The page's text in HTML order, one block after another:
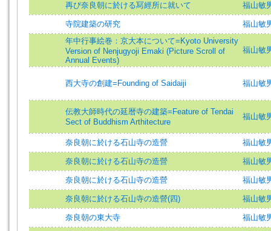
再び奈良朝に於ける冩經所に就いて 福山敏
寺院建築の研究
福山敏
年中行事絵巻：京大本について=Kyoto University
Version of Nenjugyoji Emaki (Picture Scroll of
Annual Events)
福山敏
西大寺の創建=Founding of Saidaiji 福山敏
伝教大師時代の延暦寺の建築=Feature of Tendai
Sect of Buddhism Arthitecture
福山敏
奈良朝に於ける石山寺の造營 福山敏
奈良朝に於ける石山寺の造營 福山敏
奈良朝に於ける石山寺の造營 福山敏
奈良朝に於ける石山寺の造營(四) 福山敏
奈良朝の東大寺 福山敏